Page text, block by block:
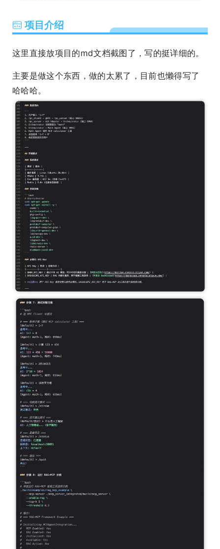
项目介绍
这里直接放项目的md文档截图了，写的挺详细的。
主要是做这个东西，做的太累了，目前也懒得写了
哈哈哈。